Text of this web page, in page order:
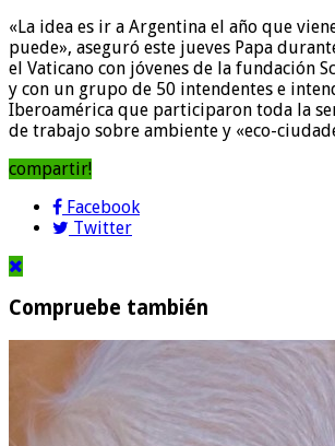
«La idea es ir a Argentina el año que
puede», aseguró este jueves Papa
el Vaticano con jóvenes de la fundación
y con un grupo de 50 intendentes e
Iberoamérica que participaron toda la
de trabajo sobre ambiente y «eco-
compartir!
Facebook
Twitter
Compruebe también